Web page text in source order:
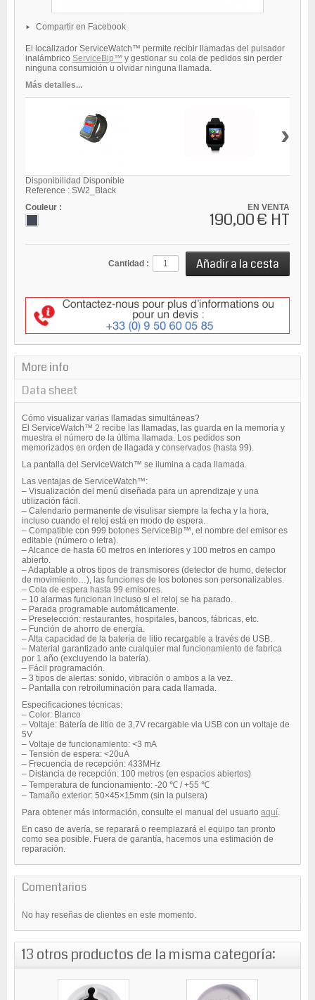
Compartir en Facebook
El localizador ServiceWatch™ permite recibir llamadas del pulsador
inalámbrico ServiceBip™ y gestionar su cola de pedidos sin perder
ninguna consumición u olvidar ninguna llamada.
Más detalles...
›
Disponibilidad Disponible
Reference : SW2_Black
Couleur :
EN VENTA
190,00 € HT
Cantidad :
More info
Data sheet
Cómo visualizar varias llamadas simultáneas?
El ServiceWatch™ 2 recibe las llamadas, las guarda en la memoria y
muestra el número de la última llamada. Los pedidos son
memorizados en orden de llagada y conservados (hasta 99).
La pantalla del ServiceWatch™ se ilumina a cada llamada.
Las ventajas de ServiceWatch™:
– Visualización del menú diseñada para un aprendizaje y una
utilización fácil.
– Calendario permanente de visulisar siempre la fecha y la hora,
incluso cuando el reloj está en modo de espera.
– Compatible con 999 botones ServiceBip™, el nombre del emisor es
editable (número o letra).
– Alcance de hasta 60 metros en interiores y 100 metros en campo
abierto.
– Adaptable a otros tipos de transmisores (detector de humo, detector
de movimiento…), las funciones de los botones son personalizables.
– Cola de espera hasta 99 emisores.
– 10 alarmas funcionan incluso si el reloj se ha parado.
– Parada programable automáticamente.
– Preselección: restaurantes, hospitales, bancos, fábricas, etc.
– Función de ahorro de energía.
– Alta capacidad de la batería de litio recargable a través de USB.
– Material garantizado ante cualquier mal funcionamiento de fabrica
por 1 año (excluyendo la batería).
– Fácil programación.
– 3 tipos de alertas: sonido, vibración o ambos a la vez.
– Pantalla con retroiluminación para cada llamada.
Especificaciones técnicas:
– Color: Blanco
– Voltaje: Batería de litio de 3,7V recargable via USB con un voltaje de
5V
– Voltaje de funcionamiento: <3 mA
– Tensión de espera: <20uA
– Frecuencia de recepción: 433MHz
– Distancia de recepción: 100 metros (en espacios abiertos)
– Temperatura de funcionamiento: -20 ℃ / +55 ℃
– Tamaño exterior: 50×45×15mm (sin la pulsera)
Para obtener más información, consulte el manual del usuario aquí.
En caso de avería, se reparará o reemplazará el equipo tan pronto
como sea posible. Fuera de garantía, hacemos una estimación de
reparación.
Comentarios
No hay reseñas de clientes en este momento.
13 otros productos de la misma categoría: